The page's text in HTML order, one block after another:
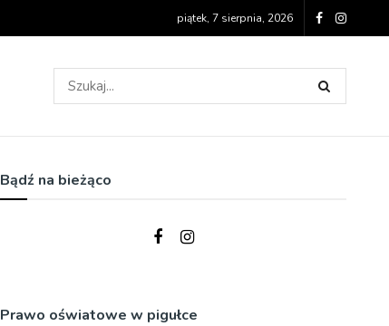
piątek, 7 sierpnia, 2026
Bądź na bieżąco
Prawo oświatowe w pigułce